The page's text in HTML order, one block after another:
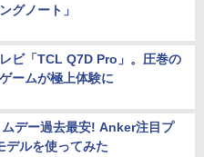
グノート」
ビ「TCL Q7D Pro」。圧巻の
ームが極上体験に
デー過去最安! Anker注目プ
デルを使ってみた